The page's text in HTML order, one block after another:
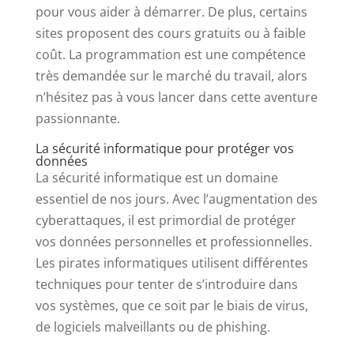
pour vous aider à démarrer. De plus, certains
sites proposent des cours gratuits ou à faible
coût. La programmation est une compétence
très demandée sur le marché du travail, alors
n’hésitez pas à vous lancer dans cette aventure
passionnante.
La sécurité informatique pour protéger vos
données
La sécurité informatique est un domaine
essentiel de nos jours. Avec l’augmentation des
cyberattaques, il est primordial de protéger
vos données personnelles et professionnelles.
Les pirates informatiques utilisent différentes
techniques pour tenter de s’introduire dans
vos systèmes, que ce soit par le biais de virus,
de logiciels malveillants ou de phishing.